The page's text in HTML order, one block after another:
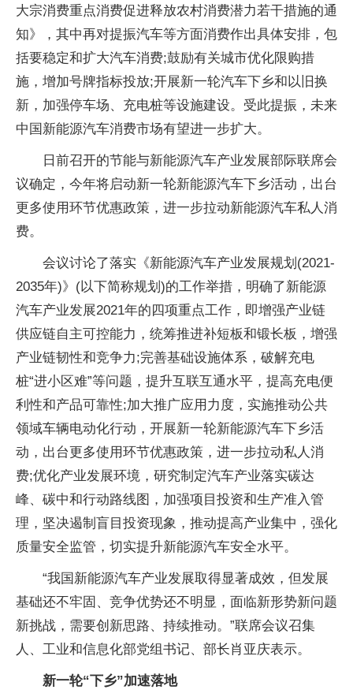
大宗消费重点消费促进释放农村消费潜力若干措施的通
知》，其中再对提振汽车等方面消费作出具体安排，包
括要稳定和扩大汽车消费;鼓励有关城市优化限购措
施，增加号牌指标投放;开展新一轮汽车下乡和以旧换
新，加强停车场、充电桩等设施建设。受此提振，未来
中国新能源汽车消费市场有望进一步扩大。
日前召开的节能与新能源汽车产业发展部际联席会
议确定，今年将启动新一轮新能源汽车下乡活动，出台
更多使用环节优惠政策，进一步拉动新能源汽车私人消
费。
会议讨论了落实《新能源汽车产业发展规划(2021-
2035年)》(以下简称规划)的工作举措，明确了新能源
汽车产业发展2021年的四项重点工作，即增强产业链
供应链自主可控能力，统筹推进补短板和锻长板，增强
产业链韧性和竞争力;完善基础设施体系，破解充电
桩“进小区难”等问题，提升互联互通水平，提高充电便
利性和产品可靠性;加大推广应用力度，实施推动公共
领域车辆电动化行动，开展新一轮新能源汽车下乡活
动，出台更多使用环节优惠政策，进一步拉动私人消
费;优化产业发展环境，研究制定汽车产业落实碳达
峰、碳中和行动路线图，加强项目投资和生产准入管
理，坚决遏制盲目投资现象，推动提高产业集中，强化
质量安全监管，切实提升新能源汽车安全水平。
“我国新能源汽车产业发展取得显著成效，但发展
基础还不牢固、竞争优势还不明显，面临新形势新问题
新挑战，需要创新思路、持续推动。”联席会议召集
人、工业和信息化部党组书记、部长肖亚庆表示。
新一轮“下乡”加速落地